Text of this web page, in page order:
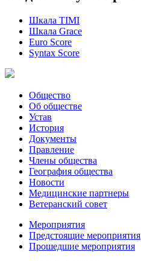
Шкала TIMI
Шкала Grace
Euro Score
Syntax Score
Общество
Об обществе
Устав
История
Документы
Правление
Члены общества
География общества
Новости
Медицинские партнеры
Ветеранский совет
Мероприятия
Предстоящие мероприятия
Прошедшие мероприятия